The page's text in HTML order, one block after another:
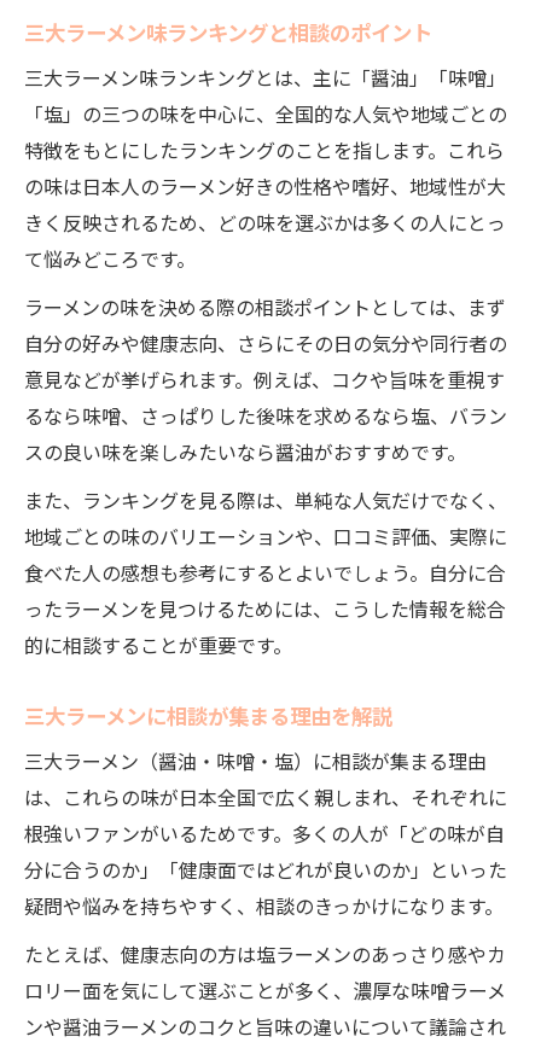
三大ラーメン味ランキングと相談のポイント
三大ラーメン味ランキングとは、主に「醤油」「味噌」
「塩」の三つの味を中心に、全国的な人気や地域ごとの
特徴をもとにしたランキングのことを指します。これら
の味は日本人のラーメン好きの性格や嗜好、地域性が大
きく反映されるため、どの味を選ぶかは多くの人にとっ
て悩みどころです。
ラーメンの味を決める際の相談ポイントとしては、まず
自分の好みや健康志向、さらにその日の気分や同行者の
意見などが挙げられます。例えば、コクや旨味を重視す
るなら味噌、さっぱりした後味を求めるなら塩、バラン
スの良い味を楽しみたいなら醤油がおすすめです。
また、ランキングを見る際は、単純な人気だけでなく、
地域ごとの味のバリエーションや、口コミ評価、実際に
食べた人の感想も参考にするとよいでしょう。自分に合
ったラーメンを見つけるためには、こうした情報を総合
的に相談することが重要です。
三大ラーメンに相談が集まる理由を解説
三大ラーメン（醤油・味噌・塩）に相談が集まる理由
は、これらの味が日本全国で広く親しまれ、それぞれに
根強いファンがいるためです。多くの人が「どの味が自
分に合うのか」「健康面ではどれが良いのか」といった
疑問や悩みを持ちやすく、相談のきっかけになります。
たとえば、健康志向の方は塩ラーメンのあっさり感やカ
ロリー面を気にして選ぶことが多く、濃厚な味噌ラーメ
ンや醤油ラーメンのコクと旨味の違いについて議論され